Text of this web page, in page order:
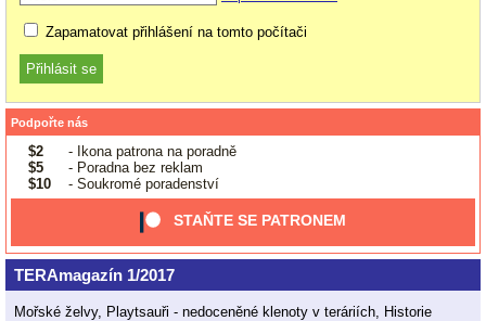
Zapamatovat přihlášení na tomto počítači
Podpořte nás
$2
- Ikona patrona na poradně
$5
- Poradna bez reklam
$10
- Soukromé poradenství
STAŇTE SE PATRONEM
TERAmagazín 1/2017
Mořské želvy, Playtsauři - nedoceněné klenoty v teráriích, Historie